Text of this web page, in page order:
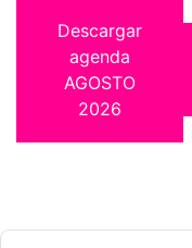
Descargar
agenda
AGOSTO
2026